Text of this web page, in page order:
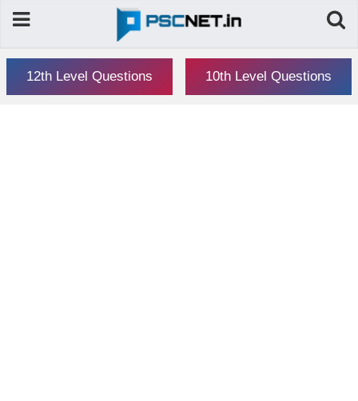
12th Level Questions 10th Level Questions